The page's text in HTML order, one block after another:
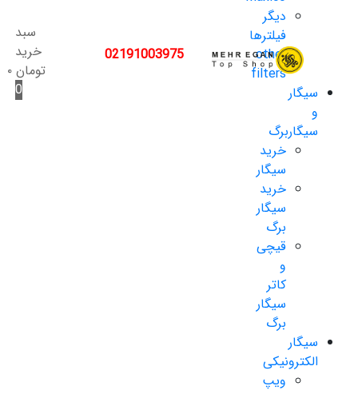
دیگر
فیلترها
other
filters
سیگار
و
سیگاربرگ
خرید
سیگار
خرید
سیگار
برگ
قیچی
و
کاتر
سیگار
برگ
سیگار
الکترونیکی
ویپ
02191003975
سبد
خرید
تومان۰
0